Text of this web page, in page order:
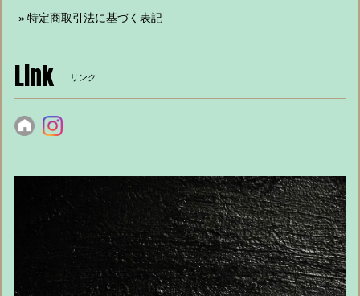
特定商取引法に基づく表記
Link リンク